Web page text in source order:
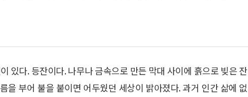
있다. 등잔이다. 나무나 금속으로 만든 막대 사이에 흙으로 빚은 잔
을 부어 불을 붙이면 어두웠던 세상이 밝아졌다. 과거 인간 삶에 없